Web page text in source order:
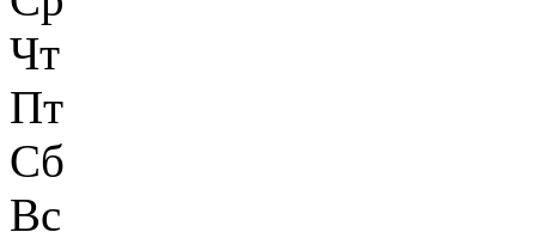
Чт
Пт
Сб
Вс